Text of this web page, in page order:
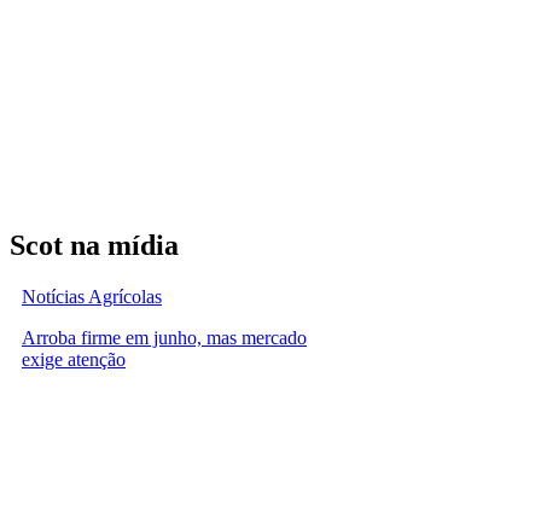
Scot na mídia
Notícias Agrícolas
Arroba firme em junho, mas mercado
exige atenção